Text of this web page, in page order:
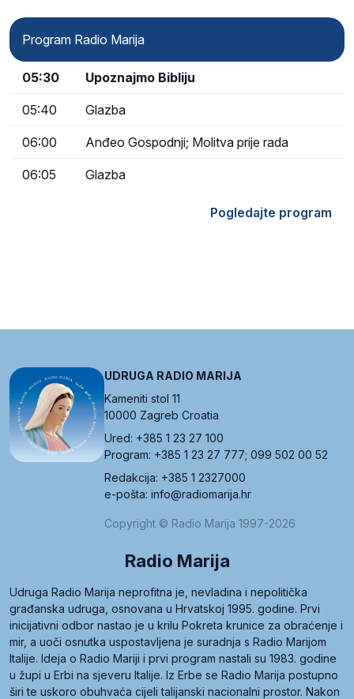
Program Radio Marija
05:30 Upoznajmo Bibliju
05:40 Glazba
06:00 Anđeo Gospodnji; Molitva prije rada
06:05 Glazba
Pogledajte program
UDRUGA RADIO MARIJA
Kameniti stol 11
10000 Zagreb Croatia
Ured: +385 1 23 27 100
Program: +385 1 23 27 777; 099 502 00 52
Redakcija: +385 1 2327000
e-pošta: info@radiomarija.hr
Copyright © Radio Marija 1997-2026
Radio Marija
Udruga Radio Marija neprofitna je, nevladina i nepolitička
građanska udruga, osnovana u Hrvatskoj 1995. godine. Prvi
inicijativni odbor nastao je u krilu Pokreta krunice za obraćenje i
mir, a uoči osnutka uspostavljena je suradnja s Radio Marijom
Italije. Ideja o Radio Mariji i prvi program nastali su 1983. godine
u župi u Erbi na sjeveru Italije. Iz Erbe se Radio Marija postupno
širi te uskoro obuhvaća cijeli talijanski nacionalni prostor. Nakon